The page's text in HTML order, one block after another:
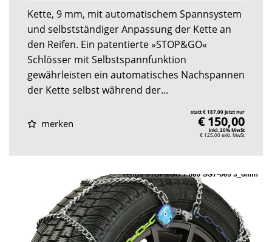
Kette, 9 mm, mit automatischem Spannsystem
und selbstständiger Anpassung der Kette an
den Reifen. Ein patentierte »STOP&GO«
Schlösser mit Selbstspannfunktion
gewährleisten ein automatisches Nachspannen
der Kette selbst während der...
merken
statt € 187,00 jetzt nur
€ 150,00
inkl. 20% MwSt
€ 125,00exkl. MwSt